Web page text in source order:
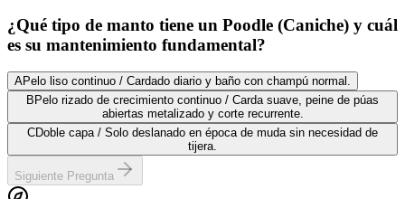
¿Qué tipo de manto tiene un Poodle (Caniche) y cuál
es su mantenimiento fundamental?
APelo liso continuo / Cardado diario y baño con champú normal.
B Pelo rizado de crecimiento continuo / Carda suave, peine de púas
abiertas metalizado y corte recurrente.
CDoble capa / Solo deslanado en época de muda sin necesidad de
tijera.
Siguiente Pregunta